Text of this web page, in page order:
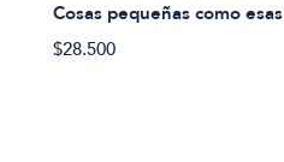
Cosas pequeñas como esas
$28.500